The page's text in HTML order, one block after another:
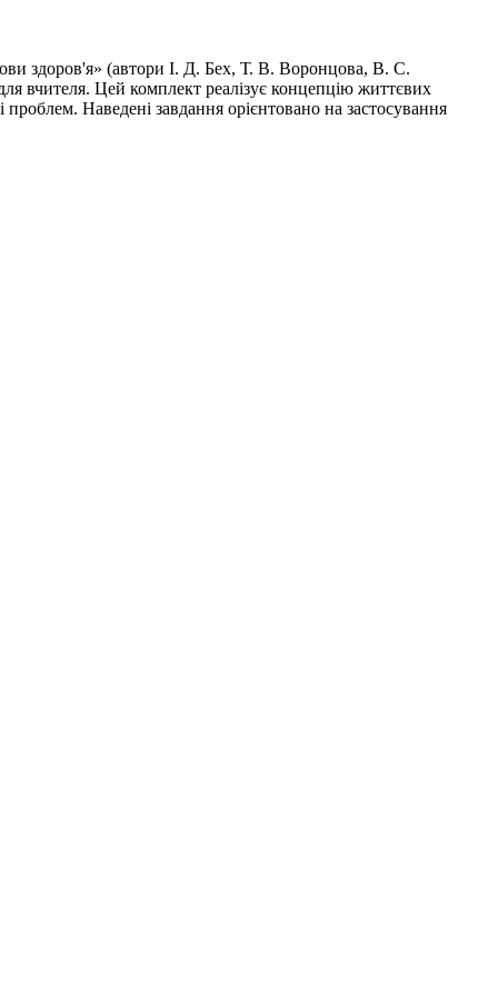
здоров'я» (автори І. Д. Бех, Т. В. Воронцова, В. С.
вчителя. Цей комплект реалізує концепцію життєвих
Наведені завдання орієнтовано на застосування